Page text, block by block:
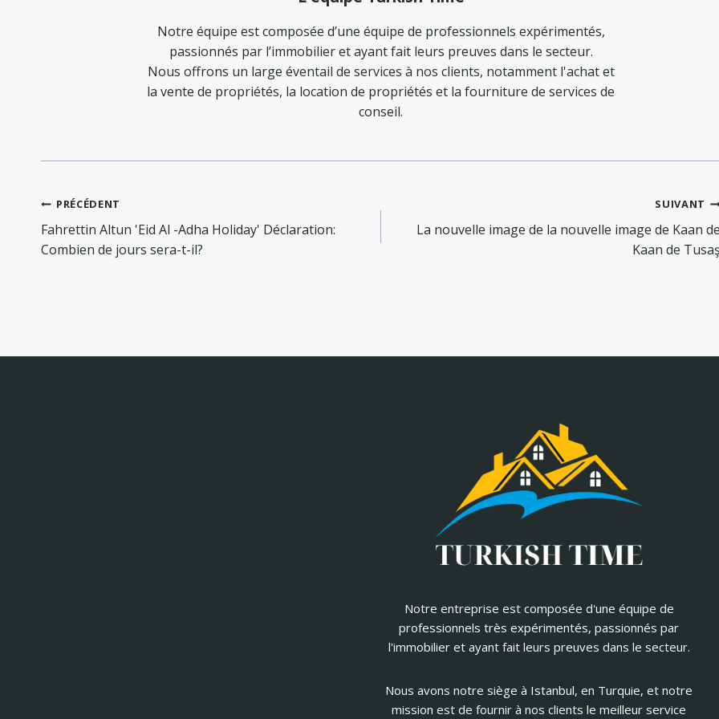
Notre équipe est composée d’une équipe de professionnels expérimentés,
passionnés par l’immobilier et ayant fait leurs preuves dans le secteur.
Nous offrons un large éventail de services à nos clients, notamment l'achat et
la vente de propriétés, la location de propriétés et la fourniture de services de
conseil.
Navigation
de
l’article
PRÉCÉDENT
Fahrettin Altun 'Eid Al -Adha Holiday' Déclaration:
Combien de jours sera-t-il?
SUIVANT
La nouvelle image de la nouvelle image de Kaan
Kaan de
Notre entreprise est composée d'une équipe de
professionnels très expérimentés, passionnés par
l'immobilier et ayant fait leurs preuves dans le secteur.
Nous avons notre siège à Istanbul, en Turquie, et notre
mission est de fournir à nos clients le meilleur service